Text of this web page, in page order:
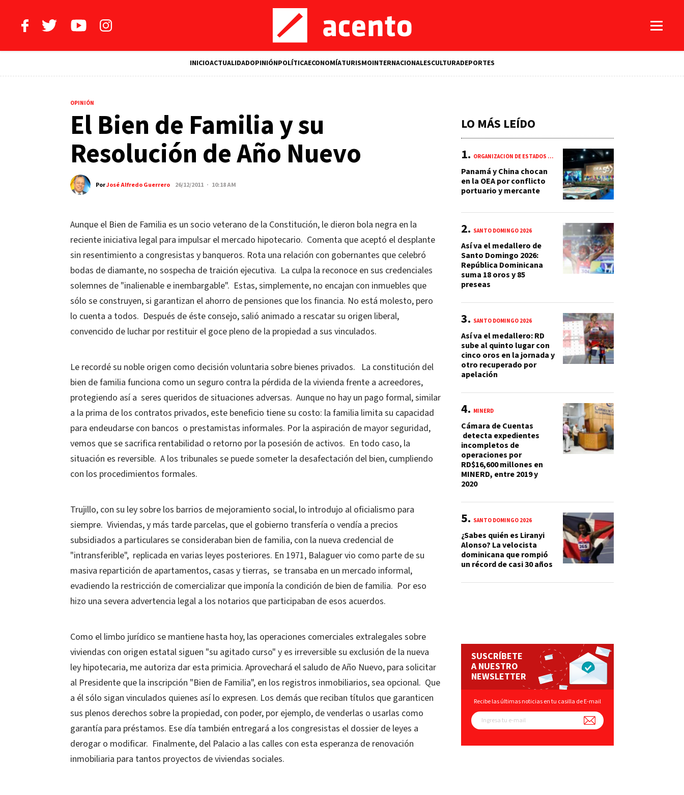
INICIOACTUALIDADOPINIÓNPOLÍTICAECONOMÍATURISMOINTERNACIONALESCULTURADEPORTES
OPINIÓN
El Bien de Familia y su
Resolución de Año Nuevo
PorJosé Alfredo Guerrero 26/12/2011 · 10:18 AM
Aunque el Bien de Familia es un socio veterano de la Constitución, le dieron bola negra en la
reciente iniciativa legal para impulsar el mercado hipotecario. Comenta que aceptó el desplante
sin resentimiento a congresistas y banqueros. Rota una relación con gobernantes que celebró
bodas de diamante, no sospecha de traición ejecutiva. La culpa la reconoce en sus credenciales
solemnes de "inalienable e inembargable". Estas, simplemente, no encajan con inmuebles que
sólo se construyen, si garantizan el ahorro de pensiones que los financia. No está molesto, pero
lo cuenta a todos. Después de éste consejo, salió animado a rescatar su origen liberal,
convencido de luchar por restituir el goce pleno de la propiedad a sus vinculados.
Le recordé su noble origen como decisión voluntaria sobre bienes privados. La constitución del
bien de familia funciona como un seguro contra la pérdida de la vivienda frente a acreedores,
protegiendo así a seres queridos de situaciones adversas. Aunque no hay un pago formal, similar
a la prima de los contratos privados, este beneficio tiene su costo: la familia limita su capacidad
para endeudarse con bancos o prestamistas informales. Por la aspiración de mayor seguridad,
vemos que se sacrifica rentabilidad o retorno por la posesión de activos. En todo caso, la
situación es reversible. A los tribunales se puede someter la desafectación del bien, cumpliendo
con los procedimientos formales.
Trujillo, con su ley sobre los barrios de mejoramiento social, lo introdujo al oficialismo para
siempre. Viviendas, y más tarde parcelas, que el gobierno transfería o vendía a precios
subsidiados a particulares se consideraban bien de familia, con la nueva credencial de
"intransferible", replicada en varias leyes posteriores. En 1971, Balaguer vio como parte de su
masiva repartición de apartamentos, casas y tierras, se transaba en un mercado informal,
evadiendo la restricción de comercializar que imponía la condición de bien de familia. Por eso
hizo una severa advertencia legal a los notarios que participaban de esos acuerdos.
Como el limbo jurídico se mantiene hasta hoy, las operaciones comerciales extralegales sobre
viviendas con origen estatal siguen "su agitado curso" y es irreversible su exclusión de la nueva
ley hipotecaria, me autoriza dar esta primicia. Aprovechará el saludo de Año Nuevo, para solicitar
al Presidente que la inscripción "Bien de Familia", en los registros inmobiliarios, sea opcional. Que
a él sólo sigan vinculados quienes así lo expresen. Los demás que reciban títulos que garanticen
sus plenos derechos sobre la propiedad, con poder, por ejemplo, de venderlas o usarlas como
garantía para préstamos. Ese día también entregará a los congresistas el dossier de leyes a
derogar o modificar. Finalmente, del Palacio a las calles con esta esperanza de renovación
inmobiliaria para tantos proyectos de viviendas sociales.
LO MÁS LEÍDO
ORGANIZACIÓN DE ESTADOS AMERICANOS (OEA)
Panamá y China chocan
en la OEA por conflicto
portuario y mercante
SANTO DOMINGO 2026
Así va el medallero de
Santo Domingo 2026:
República Dominicana
suma 18 oros y 85
preseas
SANTO DOMINGO 2026
Así va el medallero: RD
sube al quinto lugar con
cinco oros en la jornada y
otro recuperado por
apelación
MINERD
Cámara de Cuentas
detecta expedientes
incompletos de
operaciones por
RD$16,600 millones en
MINERD, entre 2019 y
2020
SANTO DOMINGO 2026
¿Sabes quién es Liranyi
Alonso? La velocista
dominicana que rompió
un récord de casi 30 años
SUSCRÍBETE
A NUESTRO
NEWSLETTER
Recibe las últimas noticias en tu casilla de E-mail